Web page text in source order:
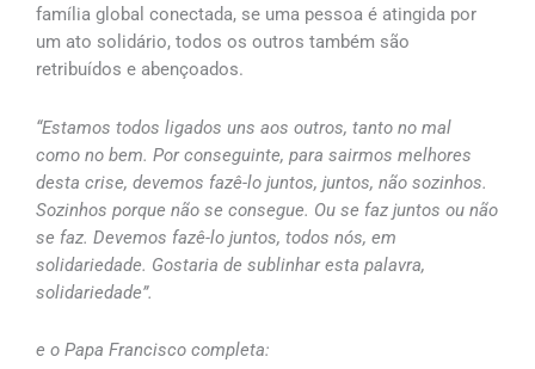
família global conectada, se uma pessoa é atingida por
um ato solidário, todos os outros também são
retribuídos e abençoados.
“Estamos todos ligados uns aos outros, tanto no mal
como no bem. Por conseguinte, para sairmos melhores
desta crise, devemos fazê-lo juntos, juntos, não sozinhos.
Sozinhos porque não se consegue. Ou se faz juntos ou não
se faz. Devemos fazê-lo juntos, todos nós, em
solidariedade. Gostaria de sublinhar esta palavra,
solidariedade”.
e o Papa Francisco completa: